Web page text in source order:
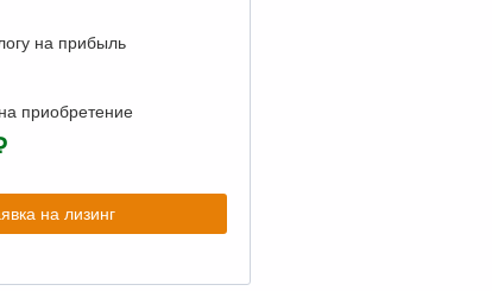
на прибыль
приобретение
на лизинг